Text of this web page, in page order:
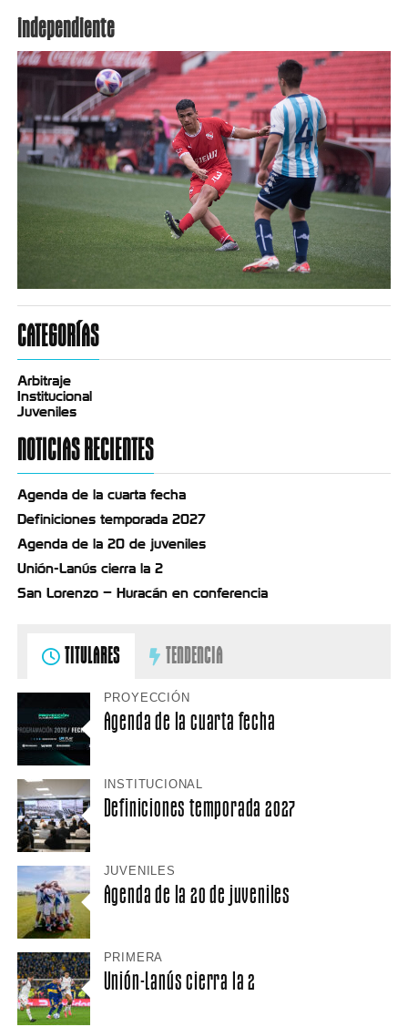
independiente
CATEGORÍAS
Arbitraje
Institucional
Juveniles
NOTICIAS RECIENTES
Agenda de la cuarta fecha
Definiciones temporada 2027
Agenda de la 20 de juveniles
Unión-Lanús cierra la 2
San Lorenzo – Huracán en conferencia
TITULARES TENDENCIA
PROYECCIÓN
Agenda de la cuarta fecha
INSTITUCIONAL
Definiciones temporada 2027
JUVENILES
Agenda de la 20 de juveniles
PRIMERA
Unión-Lanús cierra la 2